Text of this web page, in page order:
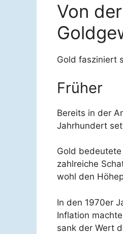
Von
Gold fasziniert
Früher
Bereits in der
Jahrhundert
Gold
zahlreiche
wohl den
In den 1970er
Inflation
sank der Wert